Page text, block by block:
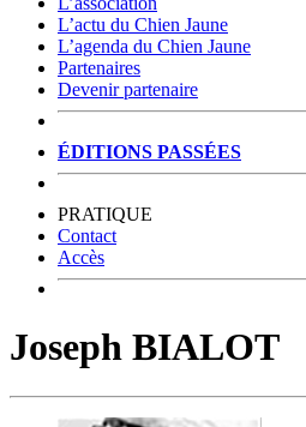
L’actu du Chien Jaune
L’agenda du Chien Jaune
Partenaires
Devenir partenaire
ÉDITIONS PASSÉES
PRATIQUE
Contact
Accès
Joseph BIALOT